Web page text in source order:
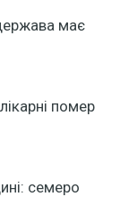
має
помер
семеро